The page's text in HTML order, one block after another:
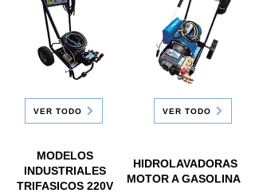
VER TODO VER TODO
MODELOS
INDUSTRIALES
TRIFASICOS 220V
HIDROLAVADORAS
MOTOR A GASOLINA